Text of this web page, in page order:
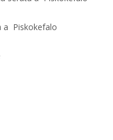
a Piskokefalo